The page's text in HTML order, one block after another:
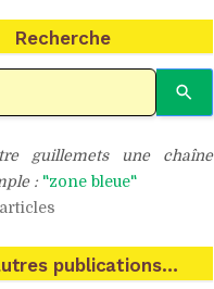
Recherche
guillemets une chaîne
: "zone bleue"
publications…